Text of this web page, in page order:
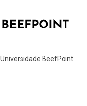
Universidade BeefPoint